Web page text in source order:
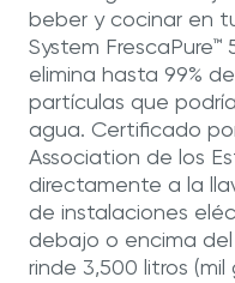
beber y cocinar en
System
elimina hasta 99%
partículas que
agua. Certificado
Association de los
directamente a la
de instalaciones
debajo o encima
rinde 3,500 litros